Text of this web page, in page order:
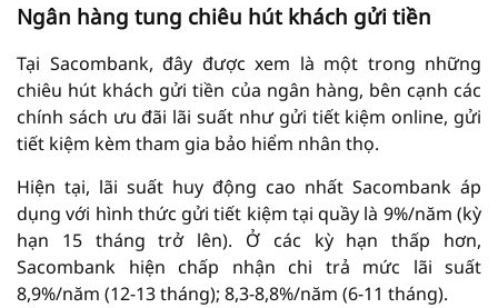
Ngân hàng tung chiêu hút khách gửi tiền
Tại Sacombank, đây được xem là một trong những
chiêu hút khách gửi tiền của ngân hàng, bên cạnh các
chính sách ưu đãi lãi suất như gửi tiết kiệm online, gửi
tiết kiệm kèm tham gia bảo hiểm nhân thọ.
Hiện tại, lãi suất huy động cao nhất Sacombank áp
dụng với hình thức gửi tiết kiệm tại quầy là 9%/năm (kỳ
hạn 15 tháng trở lên). Ở các kỳ hạn thấp hơn,
Sacombank hiện chấp nhận chi trả mức lãi suất
8,9%/năm (12-13 tháng); 8,3-8,8%/năm (6-11 tháng).